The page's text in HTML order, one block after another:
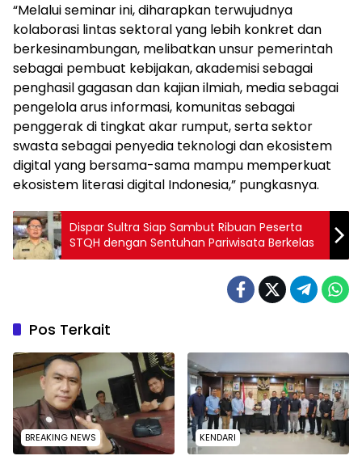
“Melalui seminar ini, diharapkan terwujudnya
kolaborasi lintas sektoral yang lebih konkret dan
berkesinambungan, melibatkan unsur pemerintah
sebagai pembuat kebijakan, akademisi sebagai
penghasil gagasan dan kajian ilmiah, media sebagai
pengelola arus informasi, komunitas sebagai
penggerak di tingkat akar rumput, serta sektor
swasta sebagai penyedia teknologi dan ekosistem
digital yang bersama-sama mampu memperkuat
ekosistem literasi digital Indonesia,” pungkasnya.
Dispar Sultra Siap Sambut Ribuan Peserta
STQH dengan Sentuhan Pariwisata Berkelas
Pos Terkait
BREAKING NEWS KENDARI